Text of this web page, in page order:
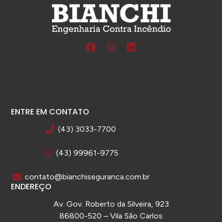
Confiável é a palavra que define a Bianchi
engenharia, hoje temos a tranquilidade de
que estamos em boas mãos
ENTRE EM CONTATO
(43) 3033-7700
(43) 99961-9775
contato@bianchiseguranca.com.br
ENDEREÇO
Av. Gov. Roberto da Silveira, 923
86800-520 – Vila São Carlos